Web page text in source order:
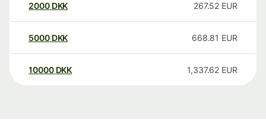
2000 DKK 267.52 EUR
5000 DKK 668.81 EUR
10000 DKK 1,337.62 EUR